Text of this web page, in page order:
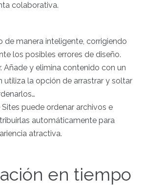
colaborativa.
de manera inteligente, corrigiendo
los posibles errores de diseño.
Añade y elimina contenido con un
utiliza la opción de arrastrar y soltar
puede ordenar archivos e
automáticamente para
atractiva.
en tiempo